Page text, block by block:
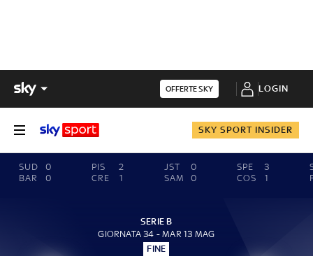
OFFERTE SKY LOGIN
SKY SPORT INSIDER
SUD
0
BAR
0
PIS
2
CRE
1
JST
0
SAM
0
SPE
3
COS
1
SERIE B
GIORNATA 34 - MAR 13 MAG
FINE